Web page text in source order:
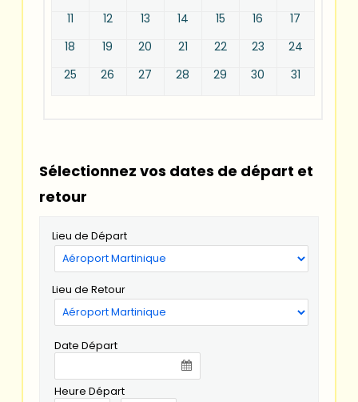
11
12 13 14 15 16
17
18
19 20 21 22 23
24
25
26 27 28 29 30 31
Sélectionnez vos dates de départ et
retour
Lieu de Départ
Lieu de Retour
Date Départ
Heure Départ